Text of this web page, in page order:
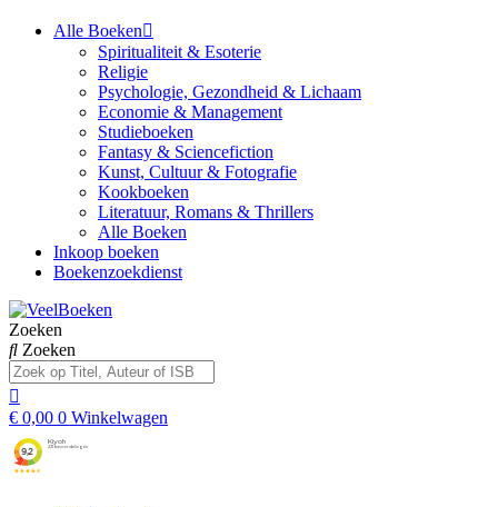
Alle Boeken
Spiritualiteit & Esoterie
Religie
Psychologie, Gezondheid & Lichaam
Economie & Management
Studieboeken
Fantasy & Sciencefiction
Kunst, Cultuur & Fotografie
Kookboeken
Literatuur, Romans & Thrillers
Alle Boeken
Inkoop boeken
Boekenzoekdienst
Zoeken
Zoeken
€ 0,00 0 Winkelwagen